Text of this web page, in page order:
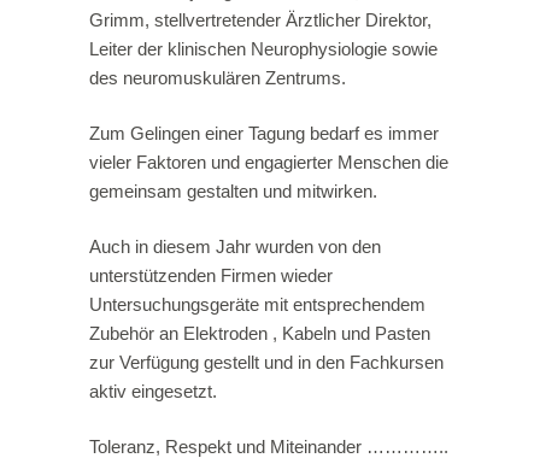
Grimm, stellvertretender Ärztlicher Direktor,
Leiter der klinischen Neurophysiologie sowie
des neuromuskulären Zentrums.
Zum Gelingen einer Tagung bedarf es immer
vieler Faktoren und engagierter Menschen die
gemeinsam gestalten und mitwirken.
Auch in diesem Jahr wurden von den
unterstützenden Firmen wieder
Untersuchungsgeräte mit entsprechendem
Zubehör an Elektroden , Kabeln und Pasten
zur Verfügung gestellt und in den Fachkursen
aktiv eingesetzt.
Toleranz, Respekt und Miteinander …………..